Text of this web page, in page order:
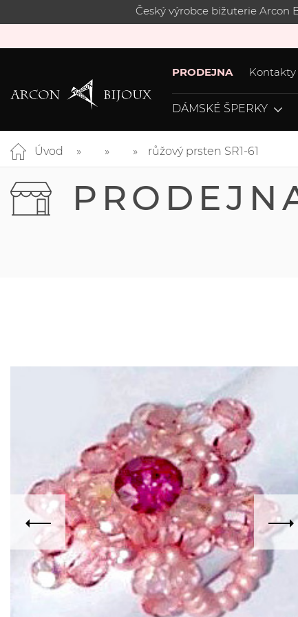
Český výrobce bižuterie Arcon
PRODEJNA Kontakty
DÁMSKÉ ŠPERKY
Úvod růžový prsten SR1-61